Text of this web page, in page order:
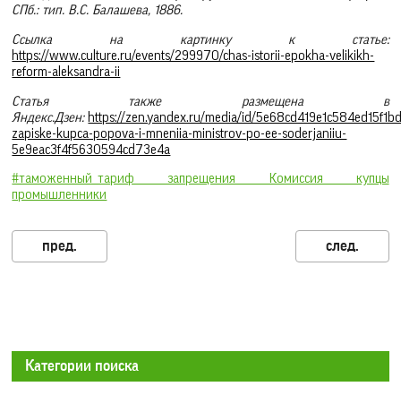
СПб.: тип. В.С. Балашева, 1886.
Ссылка на картинку к статье:
https://www.culture.ru/events/299970/chas-istorii-epokha-velikikh-
reform-aleksandra-ii
Статья также размещена в
Яндекс.Дзен: https://zen.yandex.ru/media/id/
zapiske-kupca-popova-i-mneniia-ministrov-po-ee-soderjaniiu-
5e9eac3f4f5630594cd73e4a
#таможенный_тариф запрещения Комиссия купцы
промышленники
Категории поиска